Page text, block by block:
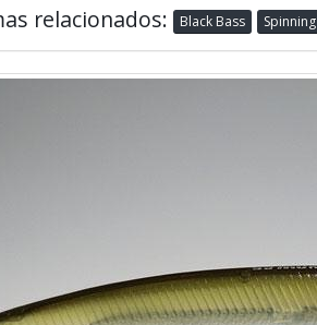
relacionados: Black Bass Spinning